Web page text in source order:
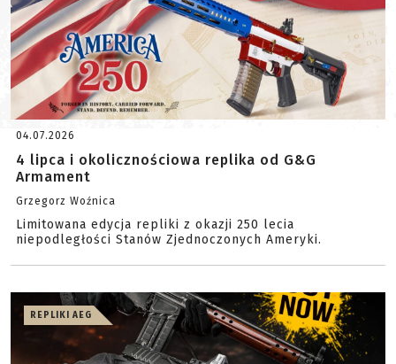
04.07.2026
4 lipca i okolicznościowa replika od G&G
Armament
Grzegorz Woźnica
Limitowana edycja repliki z okazji 250 lecia
niepodległości Stanów Zjednoczonych Ameryki.
REPLIKI AEG